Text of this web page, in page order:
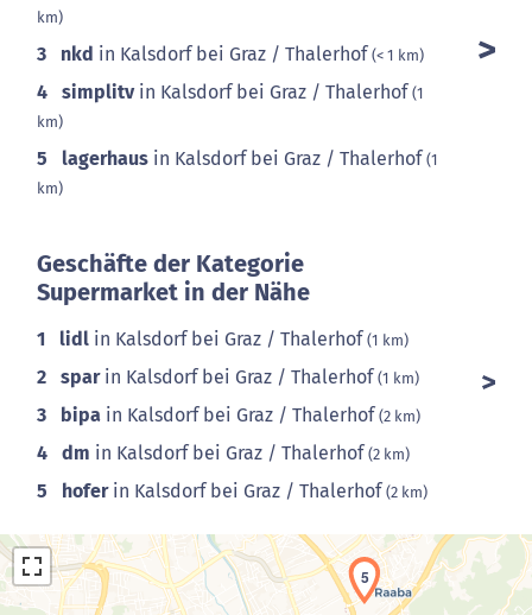
km)
3 nkd in Kalsdorf bei Graz / Thalerhof(< 1 km)
4 simplitvin Kalsdorf bei Graz / Thalerhof(1
km)
5 lagerhaus in Kalsdorf bei Graz / Thalerhof(1
km)
Geschäfte der Kategorie
Supermarket in der Nähe
1 lidl in Kalsdorf bei Graz / Thalerhof(1 km)
2 sparin Kalsdorf bei Graz / Thalerhof(1 km)
3 bipa in Kalsdorf bei Graz / Thalerhof(2 km)
4 dm in Kalsdorf bei Graz / Thalerhof(2 km)
5 hoferin Kalsdorf bei Graz / Thalerhof(2 km)
5